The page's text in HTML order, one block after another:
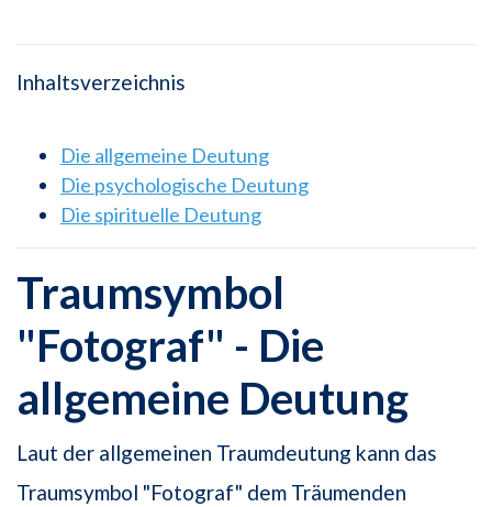
Inhaltsverzeichnis
Die allgemeine Deutung
Die psychologische Deutung
Die spirituelle Deutung
Traumsymbol
"Fotograf" - Die
allgemeine Deutung
Laut der allgemeinen Traumdeutung kann das
Traumsymbol "Fotograf" dem Träumenden